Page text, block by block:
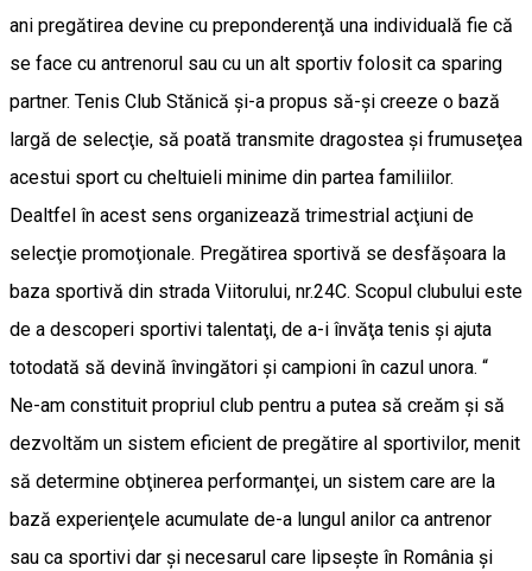
ani pregătirea devine cu preponderenţă una individuală fie că
se face cu antrenorul sau cu un alt sportiv folosit ca sparing
partner. Tenis Club Stănică şi-a propus să-şi creeze o bază
largă de selecţie, să poată transmite dragostea şi frumuseţea
acestui sport cu cheltuieli minime din partea familiilor.
Dealtfel în acest sens organizează trimestrial acţiuni de
selecţie promoţionale. Pregătirea sportivă se desfăşoara la
baza sportivă din strada Viitorului, nr.24C. Scopul clubului este
de a descoperi sportivi talentaţi, de a-i învăţa tenis şi ajuta
totodată să devină învingători şi campioni în cazul unora. “
Ne-am constituit propriul club pentru a putea să creăm şi să
dezvoltăm un sistem eficient de pregătire al sportivilor, menit
să determine obţinerea performanţei, un sistem care are la
bază experienţele acumulate de-a lungul anilor ca antrenor
sau ca sportivi dar şi necesarul care lipseşte în România şi